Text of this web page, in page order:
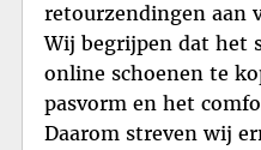
retourzendingen aan
Wij begrijpen dat het
online schoenen te
pasvorm en het
Daarom streven wij